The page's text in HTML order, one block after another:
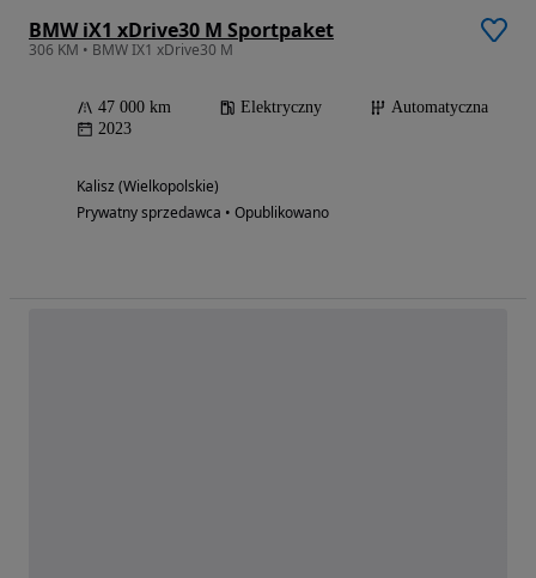
BMW iX1 xDrive30 M Sportpaket
306 KM • BMW IX1 xDrive30 M
47 000 km Elektryczny
Automatyczna
2023
Kalisz (Wielkopolskie)
Prywatny sprzedawca • Opublikowano